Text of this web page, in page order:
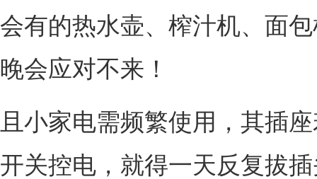
会有的热水壶、榨汁机、面
晚会应对不来！
且小家电需频繁使用，其插
开关控电，就得一天反复拔